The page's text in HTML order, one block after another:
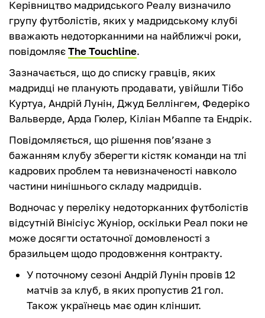
Керівництво мадридського Реалу визначило
групу футболістів, яких у мадридському клубі
вважають недоторканними на найближчі роки,
повідомляєThe Touchline.
Зазначається, що до списку гравців, яких
мадридці не планують продавати, увійшли Тібо
Куртуа, Андрій Лунін, Джуд Беллінгем, Федеріко
Вальверде, Арда Гюлер, Кіліан Мбаппе та Ендрік.
Повідомляється, що рішення пов’язане з
бажанням клубу зберегти кістяк команди на тлі
кадрових проблем та невизначеності навколо
частини нинішнього складу мадридців.
Водночас у переліку недоторканних футболістів
відсутній Вінісіус Жуніор, оскільки Реал поки не
може досягти остаточної домовленості з
бразильцем щодо продовження контракту.
У поточному сезоні Андрій Лунін провів 12
матчів за клуб, в яких пропустив 21 гол.
Також українець має один кліншит.